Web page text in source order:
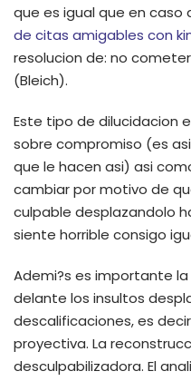
que es igual que en caso
de citas amigables con
resolucion de: no
(Bleich).
Este tipo de dilucidacion
sobre compromiso (es
que le hacen asi) asi­
cambiar por motivo de
culpable desplazandolo
siente horrible consigo
Ademi?s es importante
delante los insultos
descalificaciones, es
proyectiva. La
desculpabilizadora. El